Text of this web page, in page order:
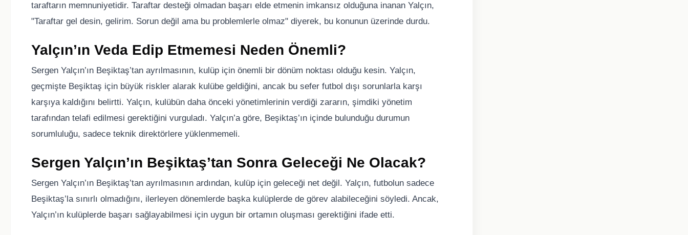
taraftarın memnuniyetidir. Taraftar desteği olmadan başarı elde etmenin imkansız olduğuna inanan Yalçın,
"Taraftar gel desin, gelirim. Sorun değil ama bu problemlerle olmaz" diyerek, bu konunun üzerinde durdu.
Yalçın’ın Veda Edip Etmemesi Neden Önemli?
Sergen Yalçın’ın Beşiktaş’tan ayrılmasının, kulüp için önemli bir dönüm noktası olduğu kesin. Yalçın,
geçmişte Beşiktaş için büyük riskler alarak kulübe geldiğini, ancak bu sefer futbol dışı sorunlarla karşı
karşıya kaldığını belirtti. Yalçın, kulübün daha önceki yönetimlerinin verdiği zararın, şimdiki yönetim
tarafından telafi edilmesi gerektiğini vurguladı. Yalçın’a göre, Beşiktaş’ın içinde bulunduğu durumun
sorumluluğu, sadece teknik direktörlere yüklenmemeli.
Sergen Yalçın’ın Beşiktaş’tan Sonra Geleceği Ne Olacak?
Sergen Yalçın’ın Beşiktaş’tan ayrılmasının ardından, kulüp için geleceği net değil. Yalçın, futbolun sadece
Beşiktaş’la sınırlı olmadığını, ilerleyen dönemlerde başka kulüplerde de görev alabileceğini söyledi. Ancak,
Yalçın’ın kulüplerde başarı sağlayabilmesi için uygun bir ortamın oluşması gerektiğini ifade etti.